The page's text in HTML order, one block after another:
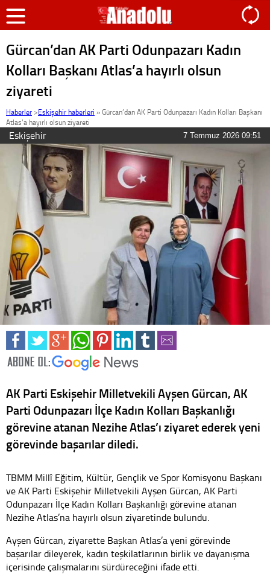
Gürcan’dan AK Parti Odunpazarı Kadın
Kolları Başkanı Atlas’a hayırlı olsun
ziyareti
Haberler >Eskişehir haberleri »Gürcan’dan AK Parti Odunpazarı Kadın Kolları Başkanı
Atlas’a hayırlı olsun ziyareti
Eskişehir 7 Temmuz 2026 09:51
AK Parti Eskişehir Milletvekili Ayşen Gürcan, AK
Parti Odunpazarı İlçe Kadın Kolları Başkanlığı
görevine atanan Nezihe Atlas’ı ziyaret ederek yeni
görevinde başarılar diledi.
TBMM Millî Eğitim, Kültür, Gençlik ve Spor Komisyonu Başkanı
ve AK Parti Eskişehir Milletvekili Ayşen Gürcan, AK Parti
Odunpazarı İlçe Kadın Kolları Başkanlığı görevine atanan
Nezihe Atlas’na hayırlı olsun ziyaretinde bulundu.
Ayşen Gürcan, ziyarette Başkan Atlas’a yeni görevinde
başarılar dileyerek, kadın teşkilatlarının birlik ve dayanışma
içerisinde çalışmalarını sürdüreceğini ifade etti.